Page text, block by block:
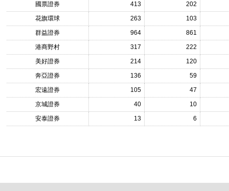
國票證券
413
202
花旗環球
263
103
群益證券
964
861
港商野村
317
222
美好證券
214
120
奔亞證券
136
59
宏遠證券
105
47
京城證券
40
10
安泰證券
13 6